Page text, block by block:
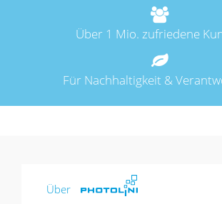
Über 1 Mio. zufriedene
Für Nachhaltigkeit &
Über